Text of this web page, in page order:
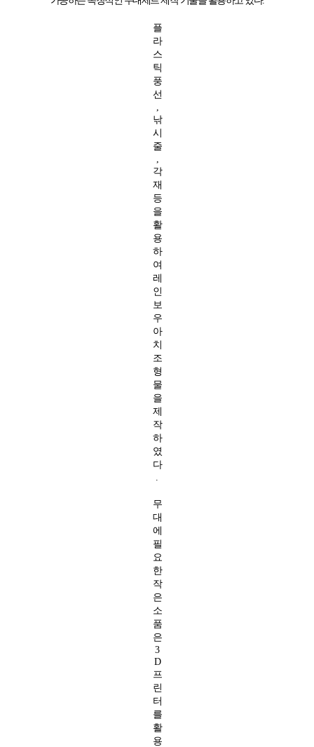
플
라
스
틱
풍
선
낚
시
줄
각
재
등
을
활
용
하
여
레
인
보
우
아
치
조
형
물
을
제
작
하
였
다
무
대
에
필
요
한
작
은
소
품
은
3
D
프
린
터
를
활
용